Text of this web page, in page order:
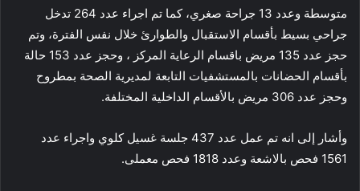
متوسطة وعدد 13 جراحة صغري، كما تم اجراء عدد 264 تدخل
جراحي بسيط بأقسام الاستقبال والطوارئ خلال نفس الفترة، وتم
حجز عدد 135 مريض باقسام الرعاية المركز ، وحجز عدد 153 حالة
بأقسام الحضانات بالمستشفيات التابعة لمديرية الصحة بمطروح
وحجز عدد 306 مريض بالأقسام الداخلية المختلفة.
وأشار إلى انه تم عمل عدد 437 جلسة غسيل كلوي واجراء عدد
1561 فحص بالاشعة وعدد 1818 فحص معملى.